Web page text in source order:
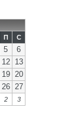
П
С
5 6
12 13
19 20
26 27
2 3